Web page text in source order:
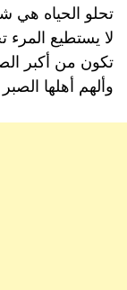
تحلو الحياه هي
لا يستطيع
تكون من أكبر
وألهم أهلها